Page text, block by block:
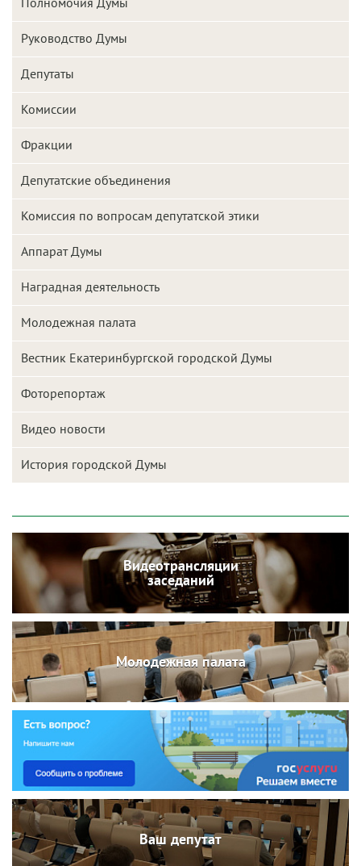
Руководство Думы
Депутаты
Комиссии
Фракции
Депутатские объединения
Комиссия по вопросам депутатской этики
Аппарат Думы
Наградная деятельность
Молодежная палата
Вестник Екатеринбургской городской Думы
Фоторепортаж
Видео новости
История городской Думы
Видеотрансляции
заседаний
Молодежная палата
Ваш депутат